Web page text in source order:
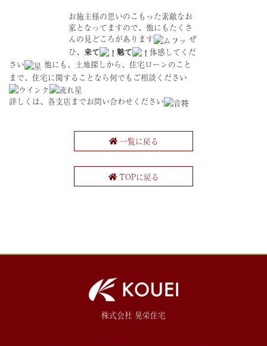
お施主様の思いのこもった素敵なお
家となってますので、他にもたくさ
んの見どころがあります
ぜ
ひ、 来て 魅て
体感してくだ
さい
他にも、土地探しから、住宅ローンのこと
まで、住宅に関することなら何でもご相談ください
詳しくは、各支店までお問い合わせください
一覧に戻る
TOPに戻る
株式会社 晃栄住宅